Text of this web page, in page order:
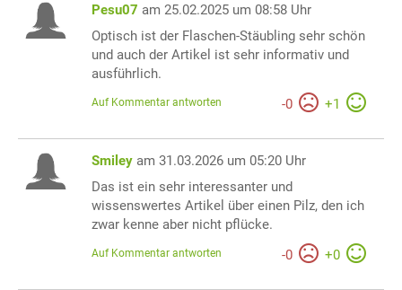
Pesu07 am 25.02.2025 um 08:58 Uhr
Optisch ist der Flaschen-Stäubling sehr schön
und auch der Artikel ist sehr informativ und
ausführlich.
-0 +1
Auf Kommentar antworten
Smiley am 31.03.2026 um 05:20 Uhr
Das ist ein sehr interessanter und
wissenswertes Artikel über einen Pilz, den ich
zwar kenne aber nicht pflücke.
-0 +0
Auf Kommentar antworten